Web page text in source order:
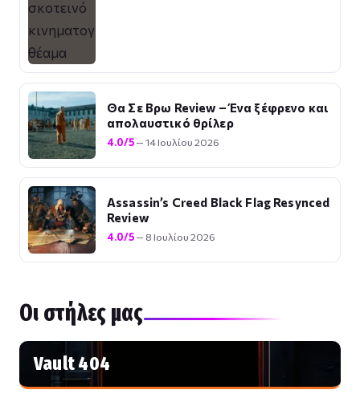
Θα Σε Βρω Review – Ένα ξέφρενο και
απολαυστικό θρίλερ
4.0/5— 14 Ιουλίου 2026
Assassin’s Creed Black Flag Resynced
Review
4.0/5— 8 Ιουλίου 2026
Οι στήλες μας
Vault 404